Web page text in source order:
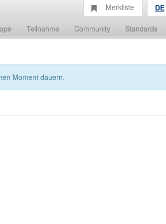
Teilnahme Community Standards
Merkliste DE
Moment dauern.